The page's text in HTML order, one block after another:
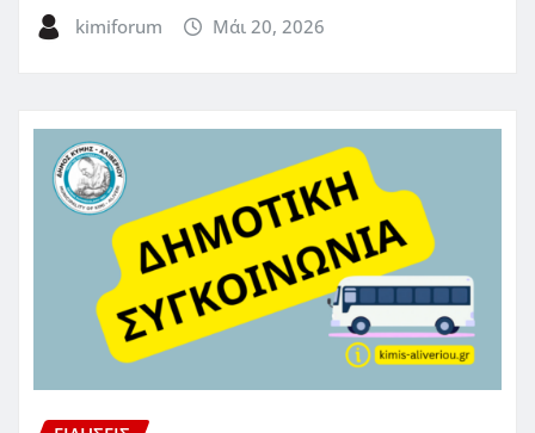
kimiforum Μάι 20, 2026